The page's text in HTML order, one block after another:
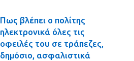
Πως βλέπει ο πολίτης
ηλεκτρονικά όλες τις
οφειλές του σε τράπεζες,
δημόσιο, ασφαλιστικά